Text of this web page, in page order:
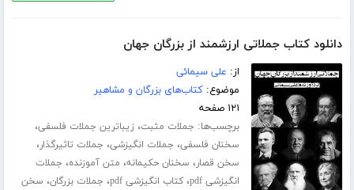
دانلود کتاب جملاتی ارزشمند از بزرگان جهان
از: علی سیمائی
موضوع:کتاب‌های بزرگان و مشاهیر
۱۲۱ صفحه
برچسب‌ها: جملات مثبت، زیباترین جملات فلسفی،
سخنان فلسفی، جملات انگیزشی، جملات تاثیرگذار،
سخن قصار، سخنان حکیمانه، متن آموزنده، جملات
انگیزشی pdf
،کتاب انگیزشی pdf ، جملات بزرگان، سخن